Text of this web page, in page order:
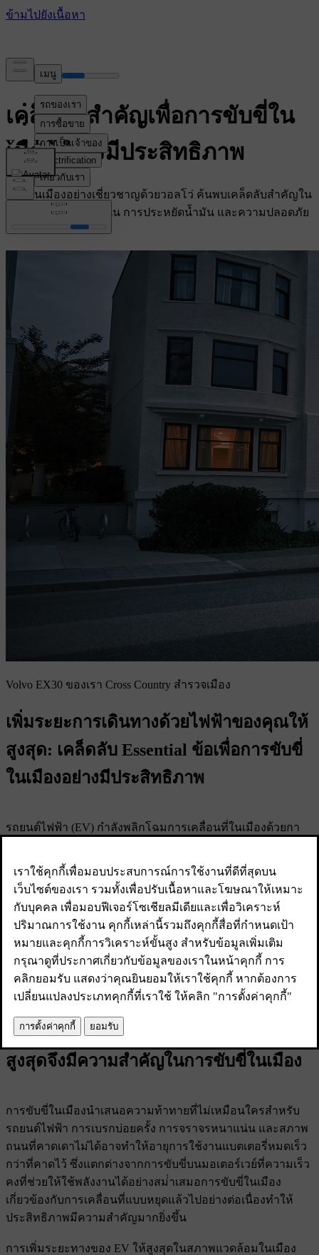
เคล็ดลับสำคัญเพื่อการขับขี่ใน
เมืองอย่างมีประสิทธิภาพ
ขับขี่ในเมืองอย่างเชี่ยวชาญด้วยวอลโว่ ค้นพบเคล็ดลับสำคัญใน
การขับขี่รถบนท้องถนน การประหยัดน้ำมัน และความปลอดภัย
บนท้องถนนในเมือง
Volvo EX30 ของเรา Cross Country สํารวจเมือง
เพิ่มระยะการเดินทางด้วยไฟฟ้าของคุณให้
สูงสุด: เคล็ดลับ Essential ข้อเพื่อการขับขี่
ในเมืองอย่างมีประสิทธิภาพ
รถยนต์ไฟฟ้า (EV) กําลังพลิกโฉมการเคลื่อนที่ในเมืองด้วยกา
(โดยไม่มีการปล่อยไอเสีย) แต่ในขณะที่ขับรถในการจราจรที่
ติดขัดหรือขับรถระยะสั้นคุณสมบัติที่สิ้นเปลืองพลังงานอาจส่งผล
ต่อประสิทธิภาพ
ด้วยการปรับเปลี่ยนเพียงเล็กน้อย คุณจะสามารถขยายระยะการ
ขับขี่ของรถและใช้ประโยชน์สูงสุดจากการชาร์จทุกครั้ง ต่อไปนี้
คือเคล็ดลับบางประการเกี่ยวกับวิธีขับเคลื่อน EV ของคุณอย่างมี
ประสิทธิภาพมากขึ้นในสภาพเมือง
เหตุใดการเพิ่มระยะทาง EV ของคุณให้
สูงสุดจึงมีความสําคัญในการขับขี่ในเมือง
การขับขี่ในเมืองนําเสนอความท้าทายที่ไม่เหมือนใครสําหรับ
รถยนต์ไฟฟ้า การเบรกบ่อยครั้ง การจราจรหนาแน่น และสภาพ
ถนนที่คาดเดาไม่ได้อาจทําให้อายุการใช้งานแบตเตอรี่หมดเร็ว
กว่าที่คาดไว้ ซึ่งแตกต่างจากการขับขี่บนมอเตอร์เวย์ที่ความเร็ว
คงที่ช่วยให้ใช้พลังงานได้อย่างสม่ําเสมอการขับขี่ในเมือง
เกี่ยวข้องกับการเคลื่อนที่แบบหยุดแล้วไปอย่างต่อเนื่องทําให้
ประสิทธิภาพมีความสําคัญมากยิ่งขึ้น
การเพิ่มระยะทางของ EV ให้สูงสุดในสภาพแวดล้อมในเมือง